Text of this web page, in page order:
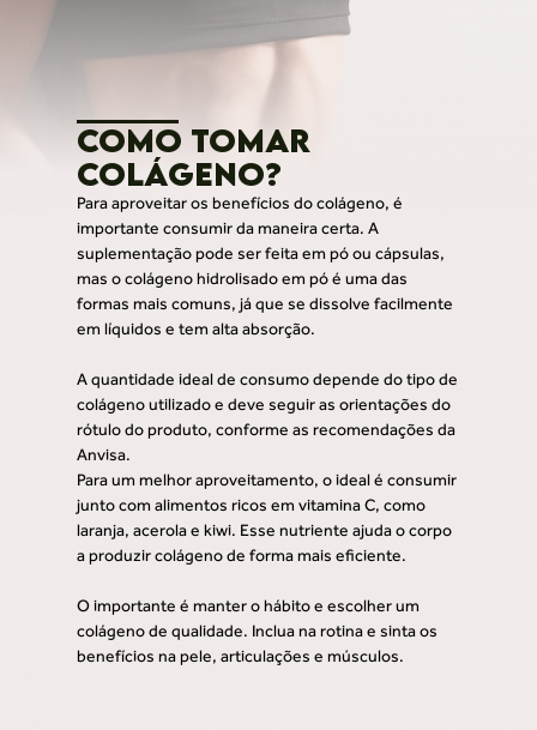
Como tomar
colágeno?
Para aproveitar os benefícios do colágeno, é
importante consumir da maneira certa. A
suplementação pode ser feita em pó ou cápsulas,
mas o colágeno hidrolisado em pó é uma das
formas mais comuns, já que se dissolve facilmente
em líquidos e tem alta absorção.
A quantidade ideal de consumo depende do tipo de
colágeno utilizado e deve seguir as orientações do
rótulo do produto, conforme as recomendações da
Anvisa.
Para um melhor aproveitamento, o ideal é consumir
junto com alimentos ricos em vitamina C, como
laranja, acerola e kiwi. Esse nutriente ajuda o corpo
a produzir colágeno de forma mais eficiente.
O importante é manter o hábito e escolher um
colágeno de qualidade. Inclua na rotina e sinta os
benefícios na pele, articulações e músculos.